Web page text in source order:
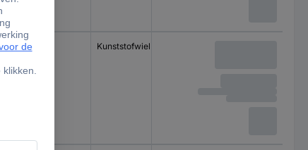
500 kg Kunststofwiel